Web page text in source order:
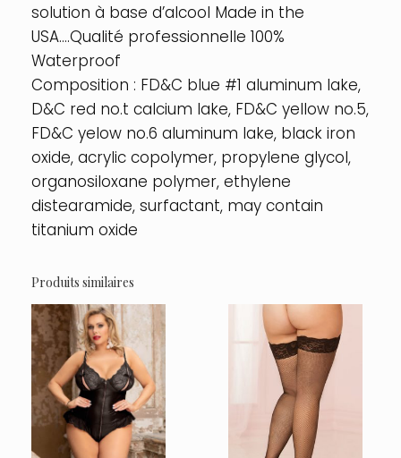
solution à base d’alcool Made in the
USA….Qualité professionnelle 100%
Waterproof
Composition : FD&C blue #1 aluminum lake,
D&C red no.t calcium lake, FD&C yellow no.5,
FD&C yelow no.6 aluminum lake, black iron
oxide, acrylic copolymer, propylene glycol,
organosiloxane polymer, ethylene
distearamide, surfactant, may contain
titanium oxide
Produits similaires